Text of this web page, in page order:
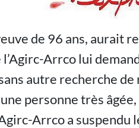
de 96 ans, aurait
Arrco lui
autre recherche
personne très
Arrco a